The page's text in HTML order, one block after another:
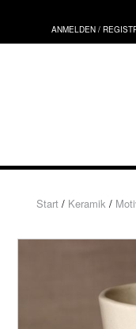
springen
ANMELDEN /
Start/ Keramik /